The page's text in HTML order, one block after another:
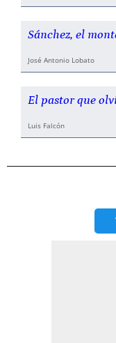
Sánchez, el
José Antonio Lobato
El pastor que
Luis Falcón